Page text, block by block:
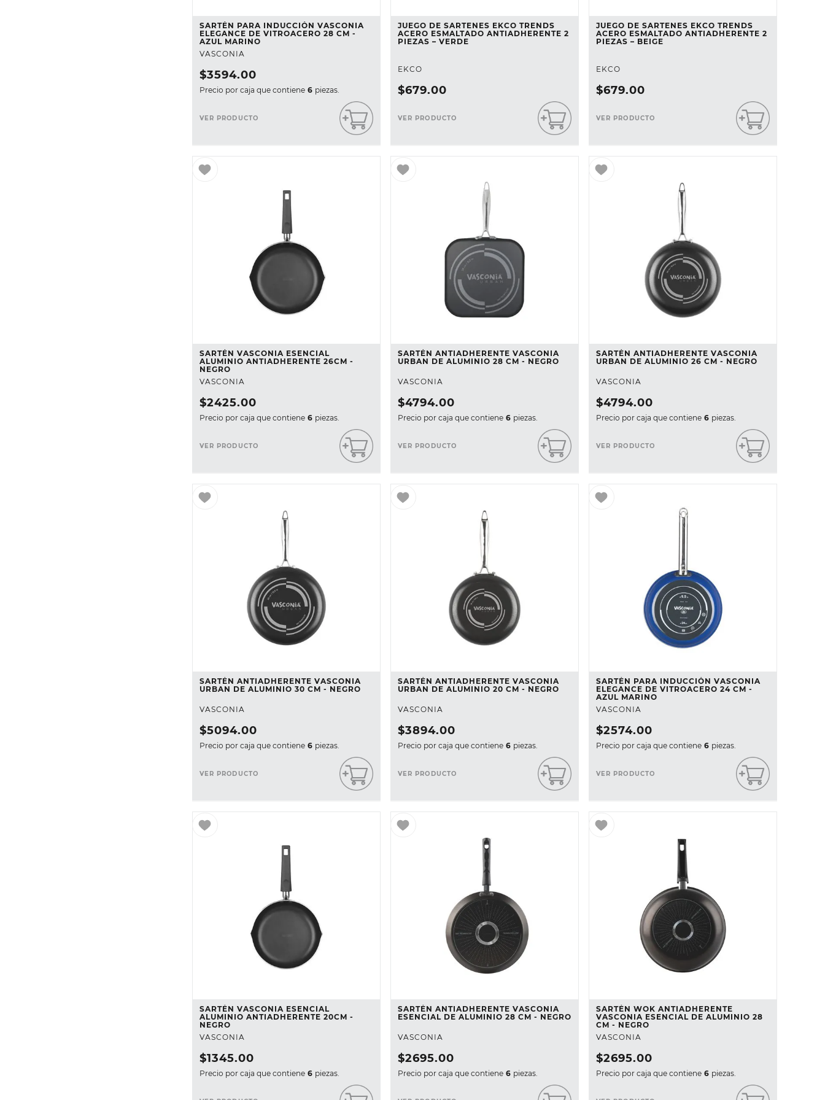
SARTÉN PARA INDUCCIÓN VASCONIA
ELEGANCE DE VITROACERO 28 CM -
AZUL MARINO
VASCONIA
$3594.00
Precio por caja que contiene 6 piezas.
VER PRODUCTO
JUEGO DE SARTENES EKCO TRENDS
ACERO ESMALTADO ANTIADHERENTE 2
PIEZAS – VERDE
EKCO
$679.00
VER PRODUCTO
JUEGO DE SARTENES EKCO TRENDS
ACERO ESMALTADO ANTIADHERENTE 2
PIEZAS – BEIGE
EKCO
$679.00
VER PRODUCTO
SARTÉN VASCONIA ESENCIAL
ALUMINIO ANTIADHERENTE 26CM -
NEGRO
VASCONIA
$2425.00
Precio por caja que contiene 6 piezas.
VER PRODUCTO
SARTÉN ANTIADHERENTE VASCONIA
URBAN DE ALUMINIO 28 CM - NEGRO
VASCONIA
$4794.00
Precio por caja que contiene 6 piezas.
VER PRODUCTO
SARTÉN ANTIADHERENTE VASCONIA
URBAN DE ALUMINIO 26 CM - NEGRO
VASCONIA
$4794.00
Precio por caja que contiene 6 piezas.
VER PRODUCTO
SARTÉN ANTIADHERENTE VASCONIA
URBAN DE ALUMINIO 30 CM - NEGRO
VASCONIA
$5094.00
Precio por caja que contiene 6 piezas.
VER PRODUCTO
SARTÉN ANTIADHERENTE VASCONIA
URBAN DE ALUMINIO 20 CM - NEGRO
VASCONIA
$3894.00
Precio por caja que contiene 6 piezas.
VER PRODUCTO
SARTÉN PARA INDUCCIÓN VASCONIA
ELEGANCE DE VITROACERO 24 CM -
AZUL MARINO
VASCONIA
$2574.00
Precio por caja que contiene 6 piezas.
VER PRODUCTO
SARTÉN VASCONIA ESENCIAL
ALUMINIO ANTIADHERENTE 20CM -
NEGRO
VASCONIA
$1345.00
Precio por caja que contiene 6 piezas.
SARTÉN ANTIADHERENTE VASCONIA
ESENCIAL DE ALUMINIO 28 CM - NEGRO
VASCONIA
$2695.00
Precio por caja que contiene 6 piezas.
SARTÉN WOK ANTIADHERENTE
VASCONIA ESENCIAL DE ALUMINIO 28
CM - NEGRO
VASCONIA
$2695.00
Precio por caja que contiene 6 piezas.